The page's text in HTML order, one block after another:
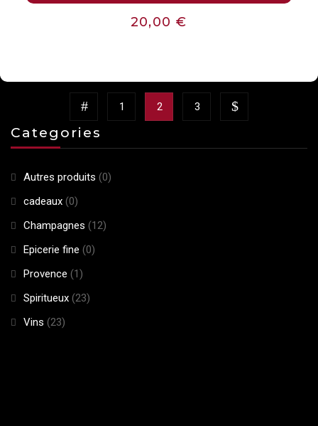
Categories
Autres produits (0)
cadeaux (0)
Champagnes (12)
Epicerie fine (0)
Provence (1)
Spiritueux (23)
Vins (23)
20,00 €
1 2 3